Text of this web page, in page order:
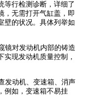
等行检测诊断，详细了
，无需打开气缸盖，即
壁的状况。具体列举如
镜对发动机内部的铸造
现发动机质量控制，
发动机、变速箱、消声
例如，变速箱不易挂